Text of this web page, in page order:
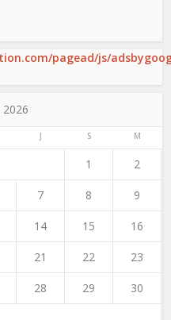
pagead/js/
J S M
1 2
7 8 9
14 15 16
21 22 23
28 29 30